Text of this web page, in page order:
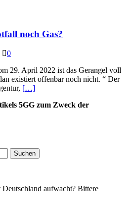
noch Gas?
0
29. April 2022 ist das Gerangel voll
existiert offenbar noch nicht. “ Der
[…]
5GG zum Zweck der
aufwacht? Bittere